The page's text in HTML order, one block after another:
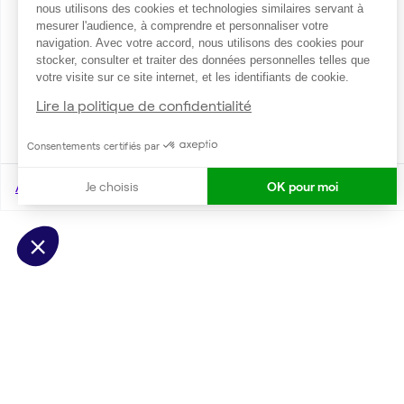
Accueil Location bureaux Privas Coworking Privas
nous utilisons des cookies et technologies similaires servant à
mesurer l'audience, à comprendre et personnaliser votre
navigation. Avec votre accord, nous utilisons des cookies pour
stocker, consulter et traiter des données personnelles telles que
votre visite sur ce site internet, et les identifiants de cookie.
Lire la politique de confidentialité
Consentements certifiés par
Je choisis
OK pour moi
Plateforme de Gestion du Consentement : Personnalisez
Notre plateforme vous permet d'adapter et de gérer vos